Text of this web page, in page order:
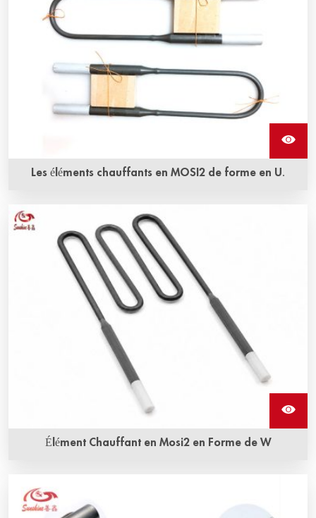
Les éléments chauffants en MOSI2 de forme en U.
utilisé dans un four électrique pour des températures
allant jusqu'à 1900 °C.
Élément Chauffant en Mosi2 en Forme de W
également appelés éléments chauffants en disiliciure de
molybdène, sont une résistance en MOSI2. Ils peuvent